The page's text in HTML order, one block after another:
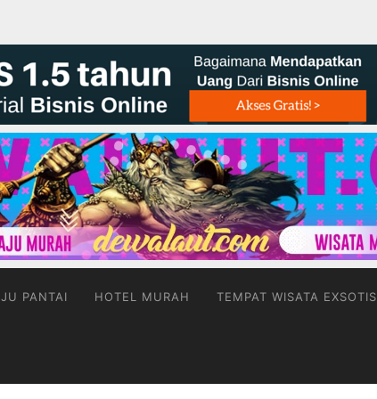
PANTAI HOTEL MURAH TEMPAT WISATA EXSOTIS